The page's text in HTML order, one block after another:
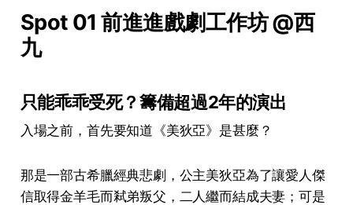
Spot 01 前進進戲劇工作坊 @西
九
只能乖乖受死？籌備超過2年的演出
入場之前，首先要知道《美狄亞》是甚麼？
那是一部古希臘經典悲劇，公主美狄亞為了讓愛人傑
信取得金羊毛而弒弟叛父，二人繼而結成夫妻；可是